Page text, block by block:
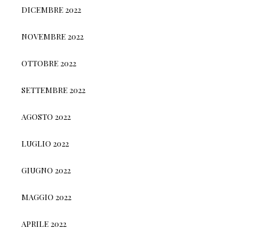
DICEMBRE 2022
NOVEMBRE 2022
OTTOBRE 2022
SETTEMBRE 2022
AGOSTO 2022
LUGLIO 2022
GIUGNO 2022
MAGGIO 2022
APRILE 2022